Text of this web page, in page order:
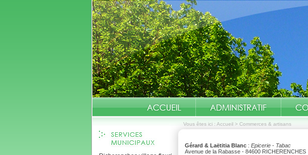
Vous êtes ici : Accueil > Commerces & artisans
Gérard & Laëtitia Blanc : Epicerie - Tabac
Avenue de la Rabasse - 84600 RICHERENCHES